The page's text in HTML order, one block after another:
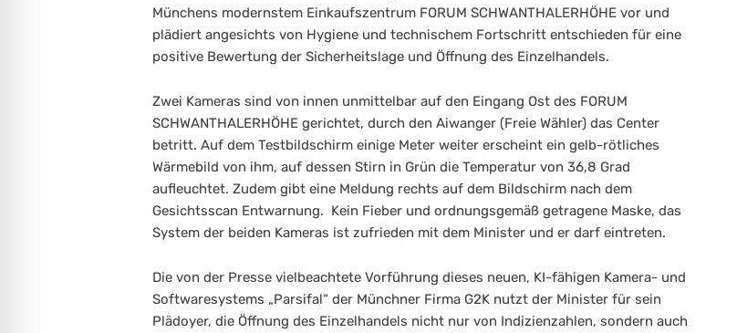
Münchens modernstem Einkaufszentrum FORUM SCHWANTHALERHÖHE vor und
plädiert angesichts von Hygiene und technischem Fortschritt entschieden für eine
positive Bewertung der Sicherheitslage und Öffnung des Einzelhandels.
Zwei Kameras sind von innen unmittelbar auf den Eingang Ost des FORUM
SCHWANTHALERHÖHE gerichtet, durch den Aiwanger (Freie Wähler) das Center
betritt. Auf dem Testbildschirm einige Meter weiter erscheint ein gelb-rötliches
Wärmebild von ihm, auf dessen Stirn in Grün die Temperatur von 36,8 Grad
aufleuchtet. Zudem gibt eine Meldung rechts auf dem Bildschirm nach dem
Gesichtsscan Entwarnung. Kein Fieber und ordnungsgemäß getragene Maske, das
System der beiden Kameras ist zufrieden mit dem Minister und er darf eintreten.
Die von der Presse vielbeachtete Vorführung dieses neuen, KI-fähigen Kamera- und
Softwaresystems „Parsifal“ der Münchner Firma G2K nutzt der Minister für sein
Plädoyer, die Öffnung des Einzelhandels nicht nur von Indizienzahlen, sondern auch